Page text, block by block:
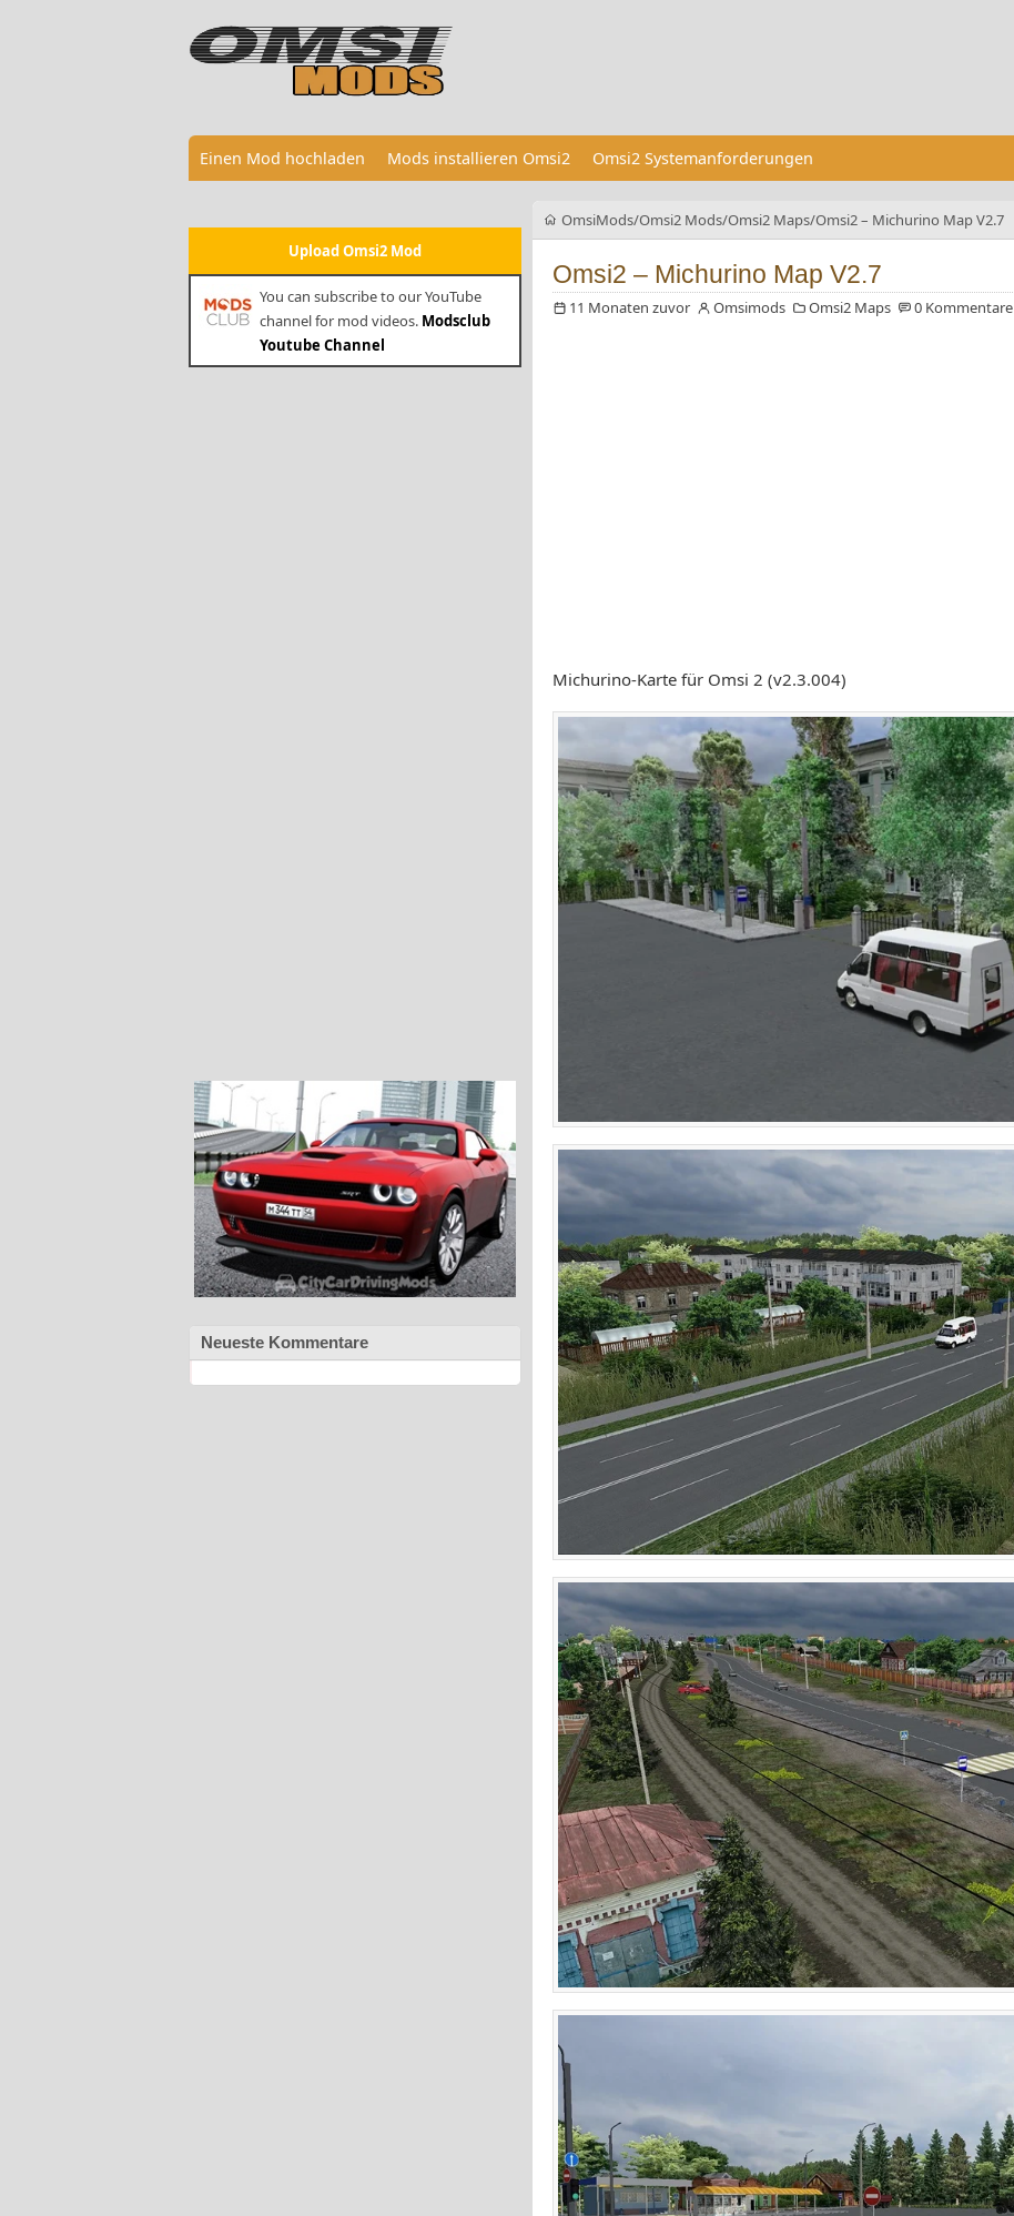
Einen Mod hochladen Mods installieren Omsi2 Omsi2 Systemanforderungen
Upload Omsi2 Mod
You can subscribe to our YouTube
channel for mod videos. Modsclub
Youtube Channel
Neueste Kommentare
OmsiMods Omsi2 Mods Omsi2 Maps Omsi2 – Michurino Map V2.7
Omsi2 – Michurino Map V2.7
11 Monaten zuvor Omsimods Omsi2 Maps 0 Kommentare
Michurino-Karte für Omsi 2 (v2.3.004)